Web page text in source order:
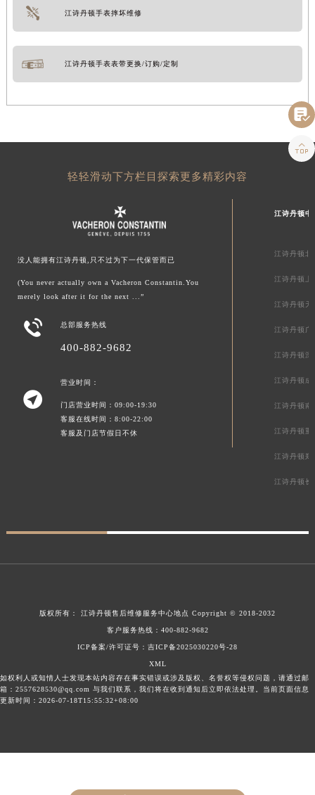
江诗丹顿手表摔坏维修
江诗丹顿手表表带更换/订购/定制
轻轻滑动下方栏目探索更多精彩内容
没人能拥有江诗丹顿,只不过为下一代保管而已
(You never actually own a Vacheron Constantin.You
merely look after it for the next ...”
 总部服务热线
400-882-9682

营业时间：
门店营业时间：09:00-19:30
客服在线时间：8:00-22:00
客服及门店节假日不休
江诗丹顿中
江诗丹顿北
江诗丹顿上
江诗丹顿天
江诗丹顿广
江诗丹顿深
江诗丹顿成
江诗丹顿南
江诗丹顿重
江诗丹顿郑
江诗丹顿长
版权所有： 江诗丹顿售后维修服务中心地点 Copyright © 2018-2032
客户服务热线： 400-882-9682
ICP备案/许可证号：吉ICP备2025030220号-28
XML
如权利人或知情人士发现本站内容存在事实错误或涉及版权、名誉权等侵权问题，请通过邮
箱：2557628530@qq.com 与我们联系，我们将在收到通知后立即依法处理。当前页面信息
更新时间：2026-07-18T15:55:32+08:00

